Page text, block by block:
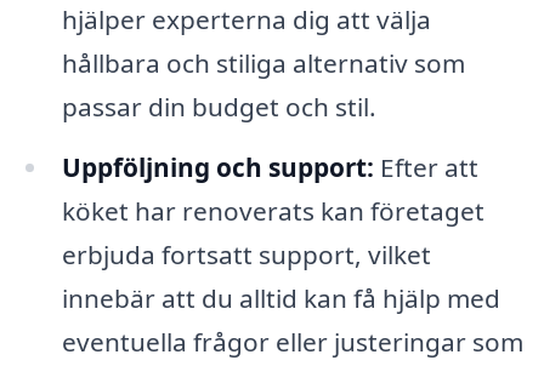
hjälper experterna dig att välja
hållbara och stiliga alternativ som
passar din budget och stil.
Uppföljning och support: Efter att
köket har renoverats kan företaget
erbjuda fortsatt support, vilket
innebär att du alltid kan få hjälp med
eventuella frågor eller justeringar som